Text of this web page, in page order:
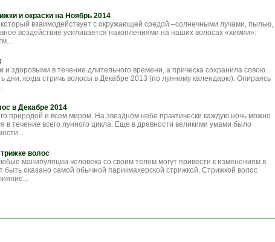
и окраски на Ноябрь 2014
взаимодействует с окружающей средой –солнечными лучами, пылью,
воздействие усиливается накоплениями на наших волосах «химии»:
здоровыми в течение длительного времени, а прическа сохранила совою
дни, когда стричь волосы в Декабре 2013 (по лунному календарю). Опираясь
в Декабре 2014
природой и всем миром. На звездном небе практически каждую ночь можно
течение всего лунного цикла. Еще в древности великими умами было
волос
манипуляции человека со своим телом могут привести к изменениям в
оказано самой обычной парикмахерской стрижкой. Стрижкой волос